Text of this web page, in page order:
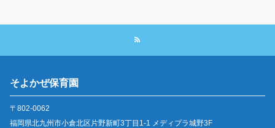
そよかぜ保育園
〒802-0062
福岡県北九州市小倉北区片野新町3丁目1-1 メディプラ城野3F